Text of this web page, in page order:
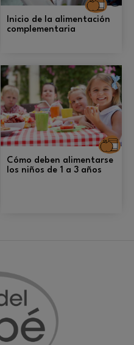
Alimentación
Inicio de la alimentación
complementaria
Alimentación
Cómo deben alimentarse
los niños de 1 a 3 años